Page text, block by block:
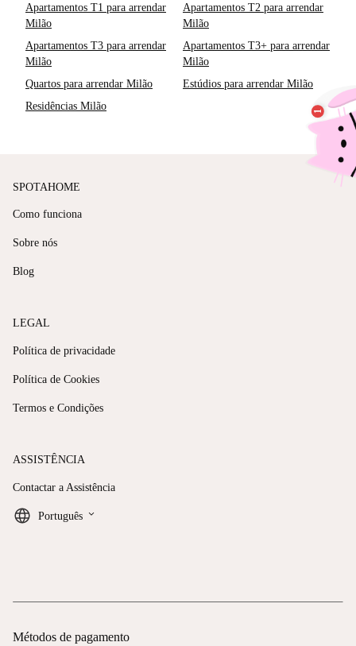
Apartamentos T1 para arrendar
Milão
Apartamentos T2 para arrendar
Milão
Apartamentos T3 para arrendar
Milão
Apartamentos T3+ para arrendar
Milão
Quartos para arrendar Milão
Estúdios para arrendar Milão
Residências Milão
SPOTAHOME
Como funciona
Sobre nós
Blog
LEGAL
Política de privacidade
Política de Cookies
Termos e Condições
ASSISTÊNCIA
Contactar a Assistência
Português keyboard_arrow_down
Métodos de pagamento